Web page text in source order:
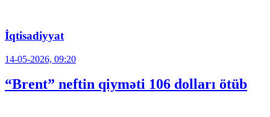
İqtisadiyyat
14-05-2026, 09:20
“Brent” neftin qiyməti 106 dolları ötüb